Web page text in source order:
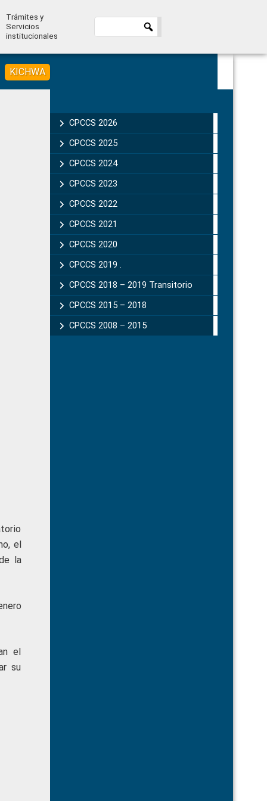
Trámites y
Servicios
institucionales
KICHWA
el
la
el
su
Sidebar
CPCCS 2026
CPCCS 2025
CPCCS 2024
CPCCS 2023
CPCCS 2022
CPCCS 2021
CPCCS 2020
CPCCS 2019 .
CPCCS 2018 – 2019 Transitorio
CPCCS 2015 – 2018
CPCCS 2008 – 2015